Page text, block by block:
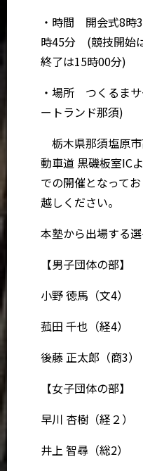
・時間 開会式8時
時45分 (競技開始
終了は15時00分)
・場所 つくるま
ートランド那
栃木県那須塩原
動車道 黒磯板室IC
での開催となって
越しください。
本塾から出場する選
【男子団体の部】
小野 徳馬（文4）
菰田 千也（経4）
後藤 正太郎（商3）
【女子団体の部】
早川 杏樹（経２）
井上 智尋（総2）